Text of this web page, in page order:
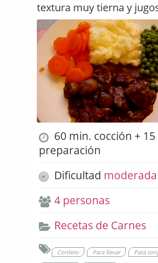
textura muy tierna y
60 min. cocción +
preparación
Dificultad moderada
4 personas
Recetas de Carnes
Cordero Para llevar
Para